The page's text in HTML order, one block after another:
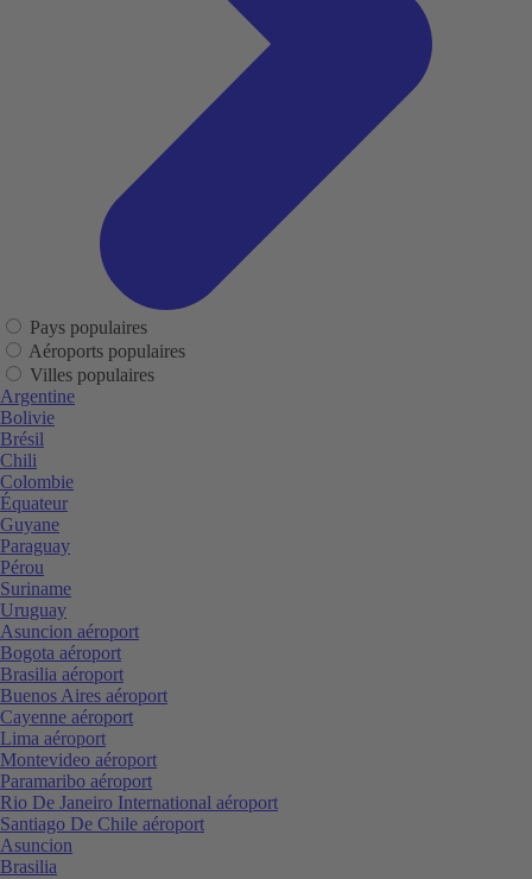
Pays populaires
Aéroports populaires
Villes populaires
Argentine
Bolivie
Brésil
Chili
Colombie
Équateur
Guyane
Paraguay
Pérou
Suriname
Uruguay
Asuncion aéroport
Bogota aéroport
Brasilia aéroport
Buenos Aires aéroport
Cayenne aéroport
Lima aéroport
Montevideo aéroport
Paramaribo aéroport
Rio De Janeiro International aéroport
Santiago De Chile aéroport
Asuncion
Brasilia